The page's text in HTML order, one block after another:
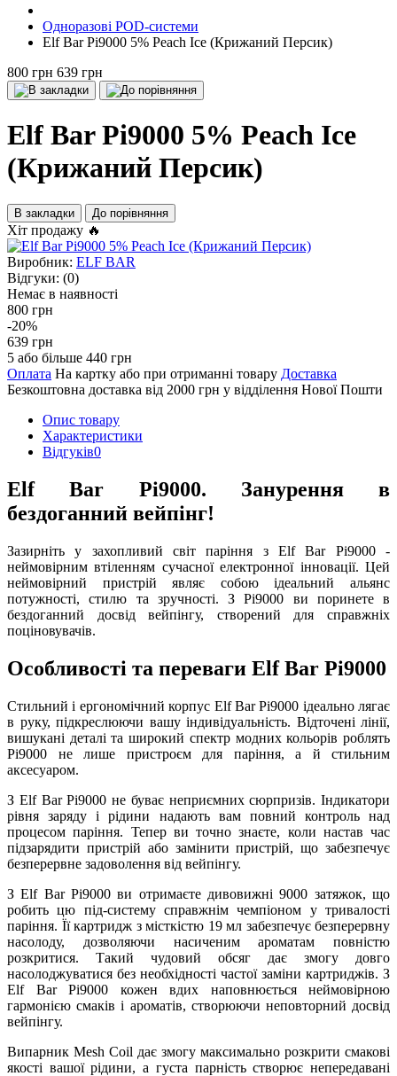
Одноразові POD-системи
Elf Bar Pi9000 5% Peach Ice (Крижаний Персик)
800 грн 639 грн
Elf Bar Pi9000 5% Peach Ice
(Крижаний Персик)
В закладки До порівняння
Хіт продажу 🔥
Виробник: ELF BAR
Відгуки: (0)
Немає в наявності
800 грн
-20%
639 грн
5 або більше 440 грн
Оплата На картку або при отриманні товару Доставка
Безкоштовна доставка від 2000 грн у відділення Нової Пошти
Опис товару
Характеристики
Відгуків0
Elf Bar Pi9000. Занурення в
бездоганний вейпінг!
Зазирніть у захопливий світ паріння з Elf Bar Pi9000 -
неймовірним втіленням сучасної електронної інновації. Цей
неймовірний пристрій являє собою ідеальний альянс
потужності, стилю та зручності. З Pi9000 ви поринете в
бездоганний досвід вейпінгу, створений для справжніх
поціновувачів.
Особливості та переваги Elf Bar Pi9000
Стильний і ергономічний корпус Elf Bar Pi9000 ідеально лягає
в руку, підкреслюючи вашу індивідуальність. Відточені лінії,
вишукані деталі та широкий спектр модних кольорів роблять
Pi9000 не лише пристроєм для паріння, а й стильним
аксесуаром.
З Elf Bar Pi9000 не буває неприємних сюрпризів. Індикатори
рівня заряду і рідини надають вам повний контроль над
процесом паріння. Тепер ви точно знаєте, коли настав час
підзарядити пристрій або замінити пристрій, що забезпечує
безперервне задоволення від вейпінгу.
З Elf Bar Pi9000 ви отримаєте дивовижні 9000 затяжок, що
робить цю під-систему справжнім чемпіоном у тривалості
паріння. Її картридж з місткістю 19 мл забезпечує безперервну
насолоду, дозволяючи насиченим ароматам повністю
розкритися. Такий чудовий обсяг дає змогу довго
насолоджуватися без необхідності частої заміни картриджів. З
Elf Bar Pi9000 кожен вдих наповнюється неймовірною
гармонією смаків і ароматів, створюючи неповторний досвід
вейпінгу.
Випарник Mesh Coil дає змогу максимально розкрити смакові
якості вашої рідини, а густа парність створює непередавані